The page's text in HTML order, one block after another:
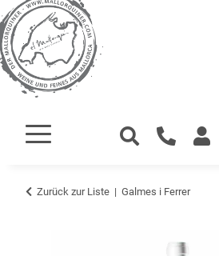
Zurück zur Liste Galmes i Ferrer